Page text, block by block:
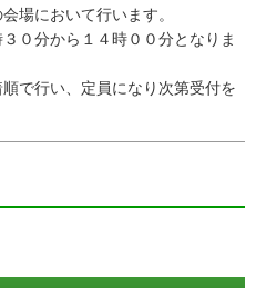
において行います。
分から１４時００分となりま
行い、定員になり次第受付を